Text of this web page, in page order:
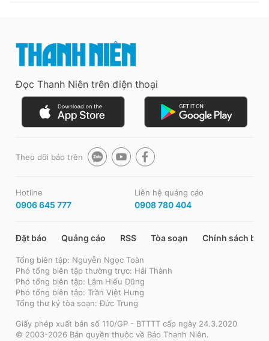
Đọc Thanh Niên trên điện thoại
Theo dõi báo trên
Hotline
0906 645 777
Liên hệ quảng cáo
0908 780 404
Đặt báo Quảng cáo RSS Tòa soạn Chính sách bảo
Tổng biên tập: Nguyễn Ngọc Toàn
Phó tổng biên tập thường trực: Hải Thành
Phó tổng biên tập: Lâm Hiếu Dũng
Phó tổng biên tập: Trần Việt Hưng
Tổng thư ký tòa soạn: Đức Trung
Giấy phép xuất bản số 110/GP - BTTTT cấp ngày 24.3.2020
© 2003-2026 Bản quyền thuộc về Báo Thanh Niên.